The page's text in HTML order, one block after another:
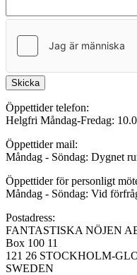
Skicka
Öppettider telefon:
Helgfri Måndag-Fredag:
Öppettider mail:
Måndag - Söndag: Dygnet
Öppettider för personligt
Måndag - Söndag: Vid
Postadress:
FANTASTISKA NÖJEN
Box 100 11
121 26 STOCKHOLM-
SWEDEN